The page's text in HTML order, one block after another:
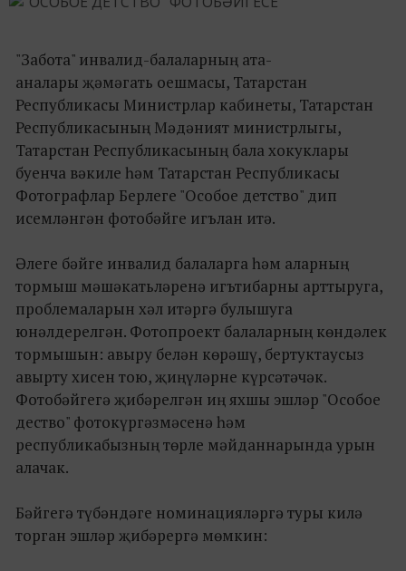
"Забота" инвалид-балаларның ата-
аналары җәмәгать оешмасы, Татарстан
Республикасы Министрлар кабинеты, Татарстан
Республикасының Мәдәният министрлыгы,
Татарстан Республикасының бала хокуклары
буенча вәкиле һәм Татарстан Республикасы
Фотографлар Берлеге "Особое детство" дип
исемләнгән фотобәйге игълан итә.
Әлеге бәйге инвалид балаларга һәм аларның
тормыш мәшәкатьләренә игътибарны арттыруга,
проблемаларын хәл итәргә булышуга
юнәлдерелгән. Фотопроект балаларның көндәлек
тормышын: авыру белән көрәшү, бертуктаусыз
авырту хисен тою, җиңүләрне күрсәтәчәк.
Фотобәйгегә җибәрелгән иң яхшы эшләр "Особое
дество" фотокүргәзмәсенә һәм
республикабызның төрле мәйданнарында урын
алачак.
Бәйгегә түбәндәге номинацияләргә туры килә
торган эшләр җибәрергә мөмкин: